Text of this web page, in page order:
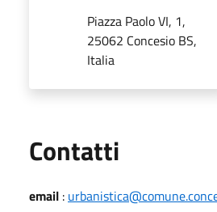
Piazza Paolo VI, 1,
25062 Concesio BS,
Italia
Contatti
email :